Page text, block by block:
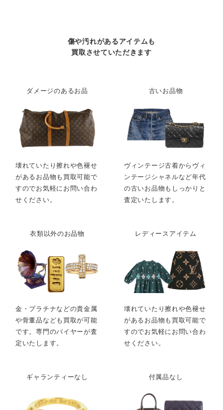
傷や汚れがあるアイテムも
買取させていただきます
ダメージのあるお品
壊れていたり擦れや色褪せ
があるお品物も買取可能で
すのでお気軽にお問い合わ
せください。
古いお品物
ヴィンテージ古着からヴィ
ンテージシャネルなど年代
の古いお品物もしっかりと
査定いたします。
衣類以外のお品物
金・プラチナなどの貴金属
や骨董品なども買取が可能
です。専門のバイヤーが査
定いたします。
レディースアイテム
壊れていたり擦れや色褪せ
があるお品物も買取可能で
すのでお気軽にお問い合わ
せください。
ギャランティーなし 付属品なし